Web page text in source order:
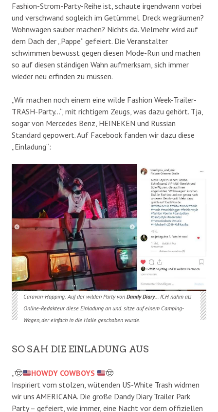
Fashion-Strom-Party-Reihe ist, schaute irgendwann vorbei
und verschwand sogleich im Getümmel. Dreck wegräumen?
Wohnwagen sauber machen? Nichts da. Vielmehr wird auf
dem Dach der „Pappe“ gefeiert. Die Veranstalter
schwimmen bewusst gegen diesen Mode-Run und machen
so auf diesen ständigen Wahn aufmerksam, sich immer
wieder neu erfinden zu müssen.
„Wir machen noch einem eine wilde Fashion Week-Trailer-
TRASH-Party…“, mit richtigem Zeugs, was dazu gehört. Tja,
sogar von Mercedes Benz, HEINEKEN und Russian
Standard gepowert. Auf Facebook fanden wir dazu diese
„Einladung“:
Caravan-Hopping: Auf der wilden Party von Dandy Diary… ICH nahm als
Online-Redakteur diese Einladung an und. sitze auf einem Camping-
Wagen, der einfach in die Halle geschoben wurde.
SO SAH DIE EINLADUNG AUS
„🤠 HOWDY COWBOYS
🤠
Inspiriert vom stolzen, wütenden US-White Trash widmen
wir uns AMERICANA. Die große Dandy Diary Trailer Park
Party – gefeiert, wie immer, eine Nacht vor dem offiziellen